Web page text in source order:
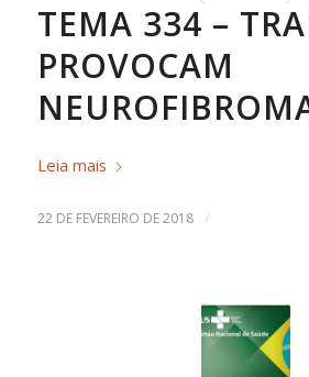
TEMA 334 –
PROVOCAM
Leia mais
22 DE FEVEREIRO DE 2018 /